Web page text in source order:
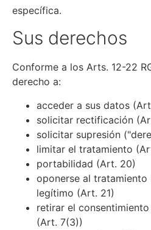
específica.
Sus derechos
Conforme a los Arts. 12-22
derecho a:
acceder a sus datos
solicitar rectificación
solicitar supresión
limitar el tratamiento
portabilidad (Art. 20)
oponerse al tratamiento
legítimo (Art. 21)
retirar el
(Art. 7(3))